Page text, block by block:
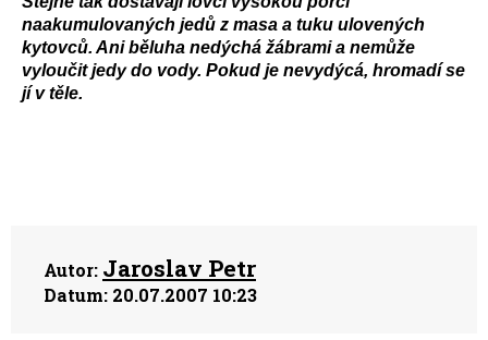
naakumulovaných jedů z masa a tuku ulovených
kytovců. Ani běluha nedýchá žábrami a nemůže
vyloučit jedy do vody. Pokud je nevydýcá, hromadí se
jí v těle.
Autor: Jaroslav Petr
Datum: 20.07.2007 10:23